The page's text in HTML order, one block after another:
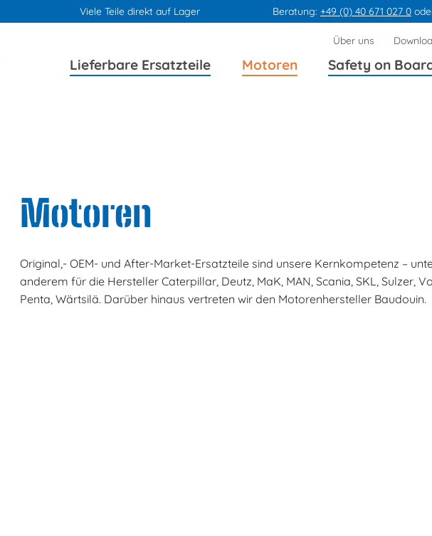
Viele Teile direkt auf Lager Beratung: +49 (0) 40 671 027 0
Navigation
überspringen
Lieferbare Ersatzteile Motoren Safety on
Navigation
Über uns
Motoren
Original,- OEM- und After-Market-Ersatzteile sind unsere Kernkompetenz –
anderem für die Hersteller Caterpillar, Deutz, MaK, MAN, Scania, SKL, Sulzer,
Penta, Wärtsilä. Darüber hinaus vertreten wir den Motorenhersteller Baudouin.